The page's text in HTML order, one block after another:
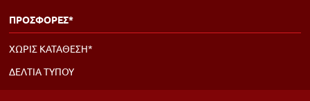
ΠΡΟΣΦΟΡΕΣ*
ΧΩΡΙΣ ΚΑΤΑΘΕΣΗ*
ΔΕΛΤΙΑ ΤΥΠΟΥ